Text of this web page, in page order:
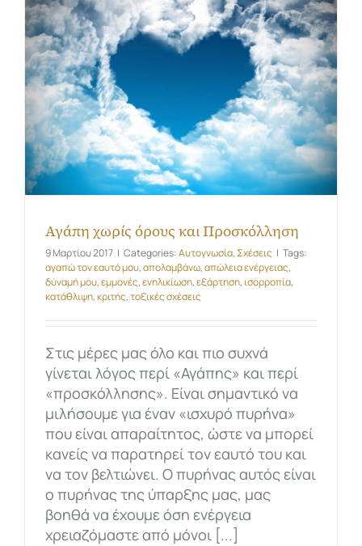
Αγάπη χωρίς όρους και Προσκόλληση
9 Μαρτίου 2017 | Categories:Αυτογνωσία,Σχέσεις | Tags:
αγαπώ τον εαυτό μου,απολαμβάνω,απώλεια ενέργειας,
δύναμή μου,εμμονές,ενηλικίωση,εξάρτηση, ισορροπία,
κατάθλιψη,κριτής,τοξικές σχέσεις
Στις μέρες μας όλο και πιο συχνά
γίνεται λόγος περί «Αγάπης» και περί
«προσκόλλησης». Είναι σημαντικό να
μιλήσουμε για έναν «ισχυρό πυρήνα»
που είναι απαραίτητος, ώστε να μπορεί
κανείς να παρατηρεί τον εαυτό του και
να τον βελτιώνει. Ο πυρήνας αυτός είναι
ο πυρήνας της ύπαρξης μας, μας
βοηθά να έχουμε όση ενέργεια
χρειαζόμαστε από μόνοι [...]